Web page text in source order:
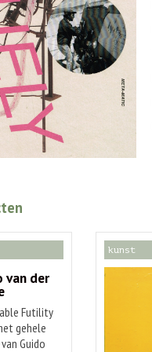
van der
Futility
gehele
Guido
kunst